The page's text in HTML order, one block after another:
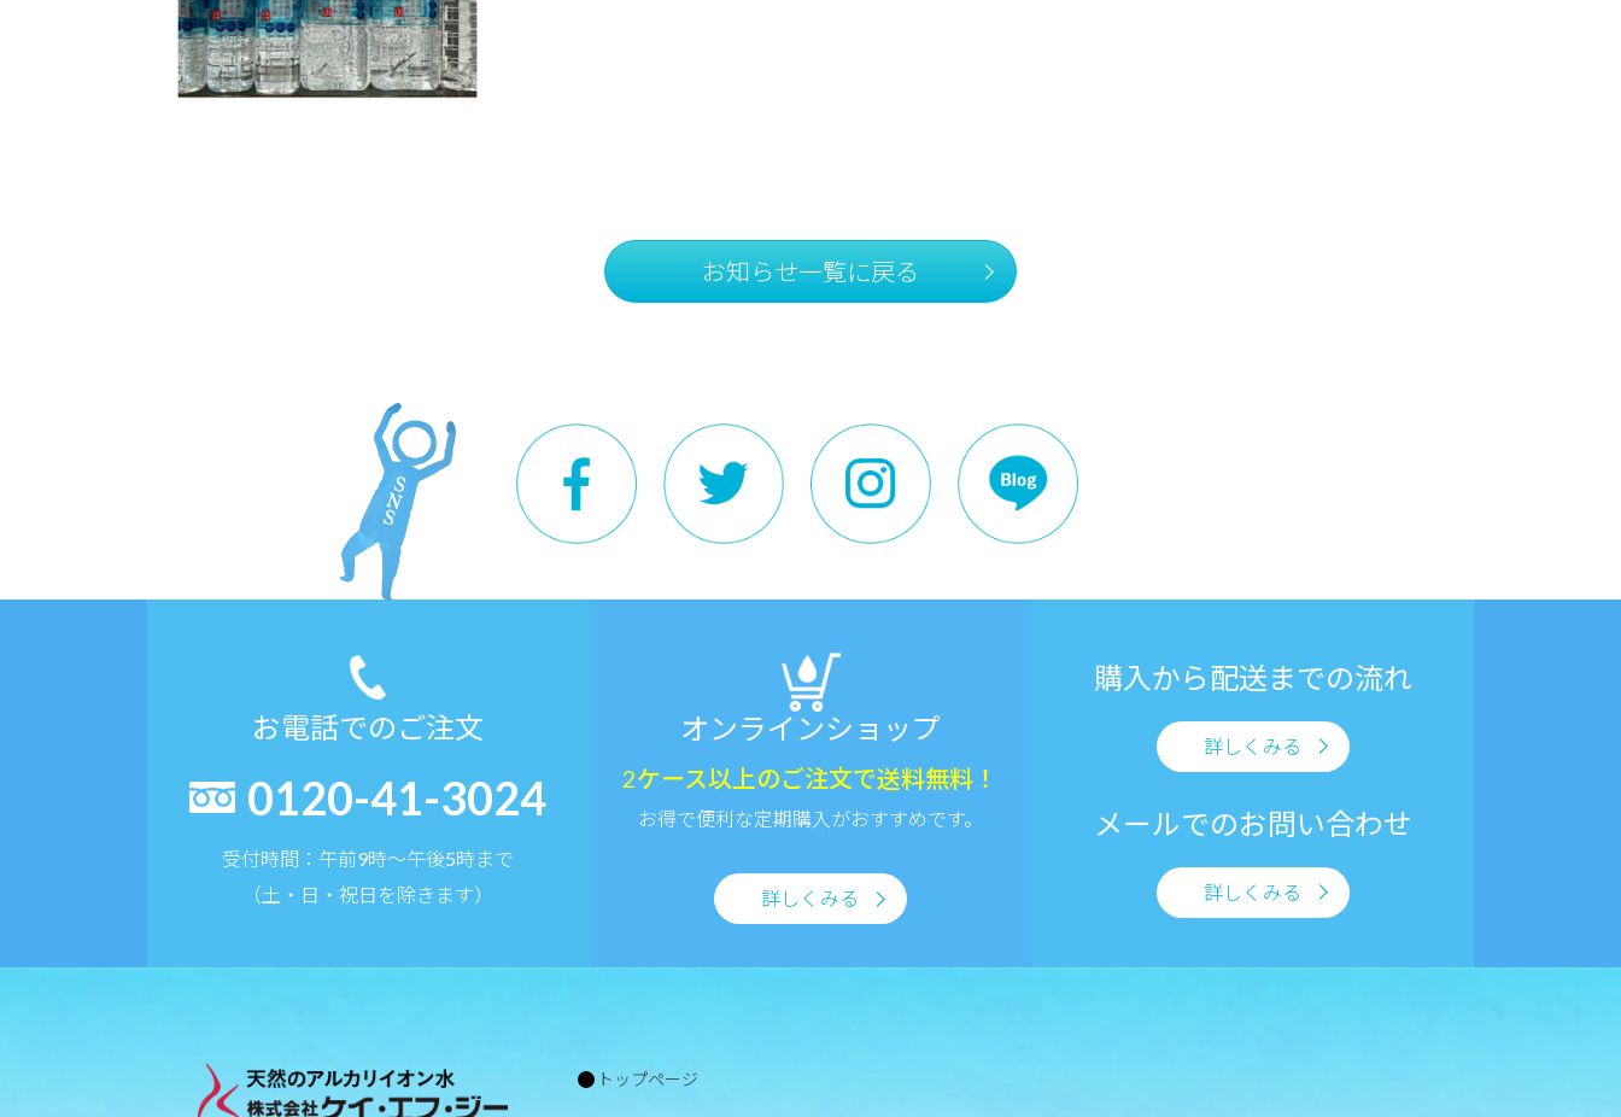
お知らせ一覧に戻る
お電話でのご注文
0120-41-3024
受付時間：午前9時〜午後5時まで
（土・日・祝日を除きます）
オンラインショップ
2ケース以上のご注文で送料無料！
お得で便利な定期購入がおすすめです。
詳しくみる
購入から配送までの流れ
詳しくみる
メールでのお問い合わせ
詳しくみる
トップページ